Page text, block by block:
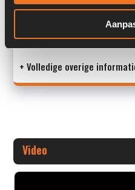
S/N: -
Mac
+ Volledige overige
Video